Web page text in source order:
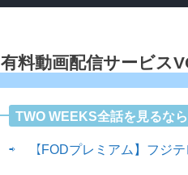
有料動画配信サービス
TWO WEEKS全話を見るなら
⇨ 【FODプレミアム】フジテ